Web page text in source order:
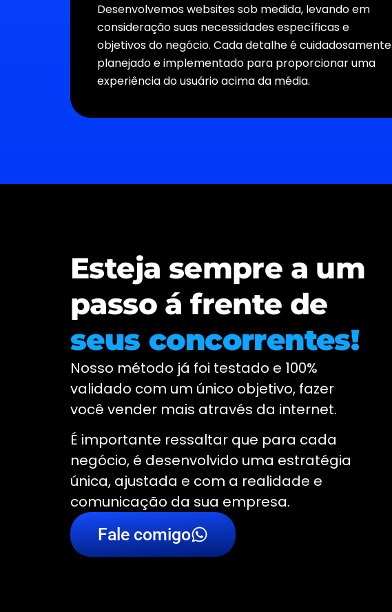
Desenvolvemos websites sob medida, levando em
consideração suas necessidades específicas e
objetivos do negócio. Cada detalhe é cuidadosamente
planejado e implementado para proporcionar uma
experiência do usuário acima da média.
Esteja sempre a um
passo á frente de
seus concorrentes!
Nosso método já foi testado e 100%
validado com um único objetivo, fazer
você vender mais através da internet.
É importante ressaltar que para cada
negócio, é desenvolvido uma estratégia
única, ajustada e com a realidade e
comunicação da sua empresa.
Fale comigo